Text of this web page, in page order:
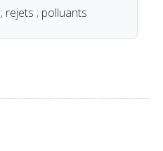
rejets ; polluants